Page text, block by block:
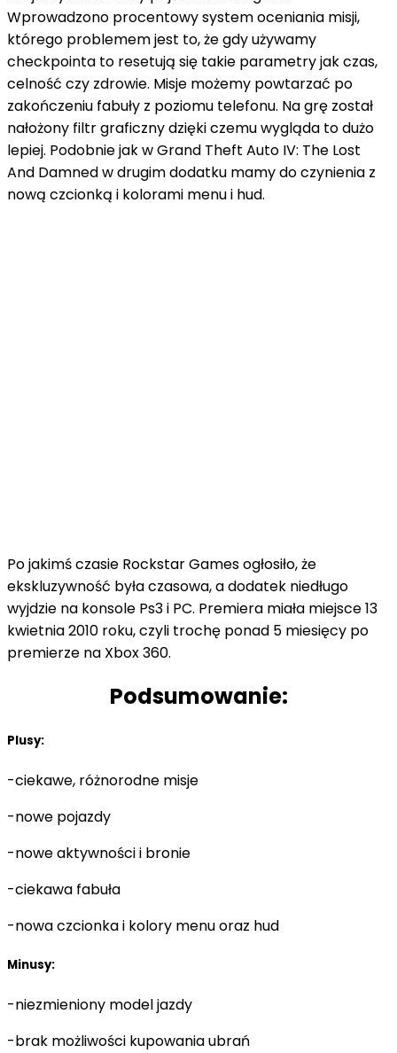
Wprowadzono procentowy system oceniania misji,
którego problemem jest to, że gdy używamy
checkpointa to resetują się takie parametry jak czas,
celność czy zdrowie. Misje możemy powtarzać po
zakończeniu fabuły z poziomu telefonu. Na grę został
nałożony filtr graficzny dzięki czemu wygląda to dużo
lepiej. Podobnie jak w Grand Theft Auto IV: The Lost
And Damned w drugim dodatku mamy do czynienia z
nową czcionką i kolorami menu i hud.
Po jakimś czasie Rockstar Games ogłosiło, że
ekskluzywność była czasowa, a dodatek niedługo
wyjdzie na konsole Ps3 i PC. Premiera miała miejsce 13
kwietnia 2010 roku, czyli trochę ponad 5 miesięcy po
premierze na Xbox 360.
Podsumowanie:
Plusy:
-ciekawe, różnorodne misje
-nowe pojazdy
-nowe aktywności i bronie
-ciekawa fabuła
-nowa czcionka i kolory menu oraz hud
Minusy:
-niezmieniony model jazdy
-brak możliwości kupowania ubrań